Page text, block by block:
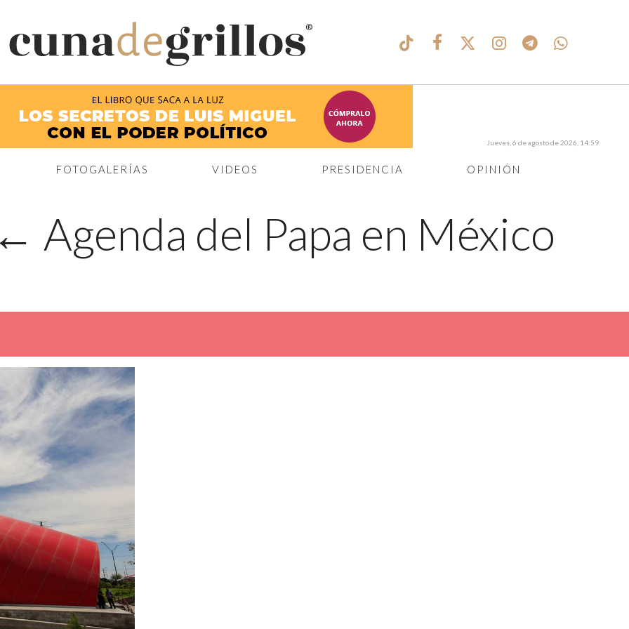
®
FOTOGALERÍAS VIDEOS PRESIDENCIA OPINIÓN
Jueves, 6 de agosto de 2026, 14:59
Agenda del Papa en México